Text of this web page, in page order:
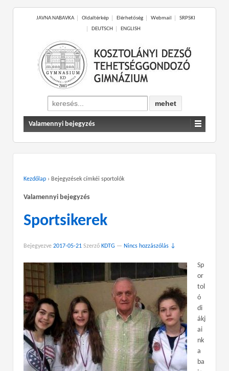
JAVNA NABAVKA Oldaltérkép Elérhetőség Webmail
SRPSKI
DEUTSCH
ENGLISH
Search
for:
Valamennyi bejegyzés
Kezdőlap › Bejegyzések címkéi sportolók
Valamennyi bejegyzés
Sportsikerek
Bejegyezve 2017-05-21 Szerző KDTG — Nincs hozzászólás ↓
Sp
or
tol
ó
di
ákj
ai
nk
a
ba